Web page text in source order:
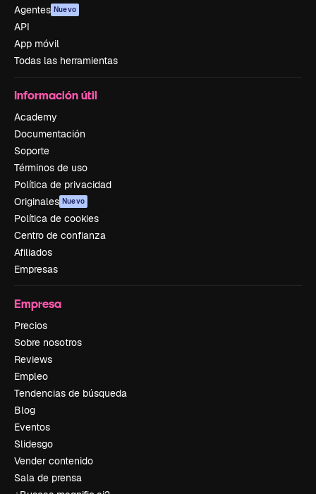
Agentes Nuevo
API
App móvil
Todas las herramientas
Información útil
Academy
Documentación
Soporte
Términos de uso
Política de privacidad
Originales Nuevo
Política de cookies
Centro de confianza
Afiliados
Empresas
Empresa
Precios
Sobre nosotros
Reviews
Empleo
Tendencias de búsqueda
Blog
Eventos
Slidesgo
Vender contenido
Sala de prensa